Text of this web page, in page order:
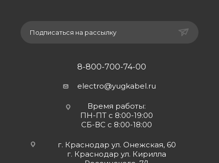
Подписаться на рассылку
8-800-700-74-00
electro@yugkabel.ru
Время работы:
ПН-ПТ с 8:00-19:00
СБ-ВС с 8:00-18:00
г. Краснодар ул. Онежская, 60
г. Краснодар ул. Кирилла